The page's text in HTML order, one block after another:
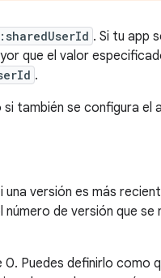
. Si tu app
que el valor
.
si también se configura el
versión es más
de versión que se
Puedes definirlo como